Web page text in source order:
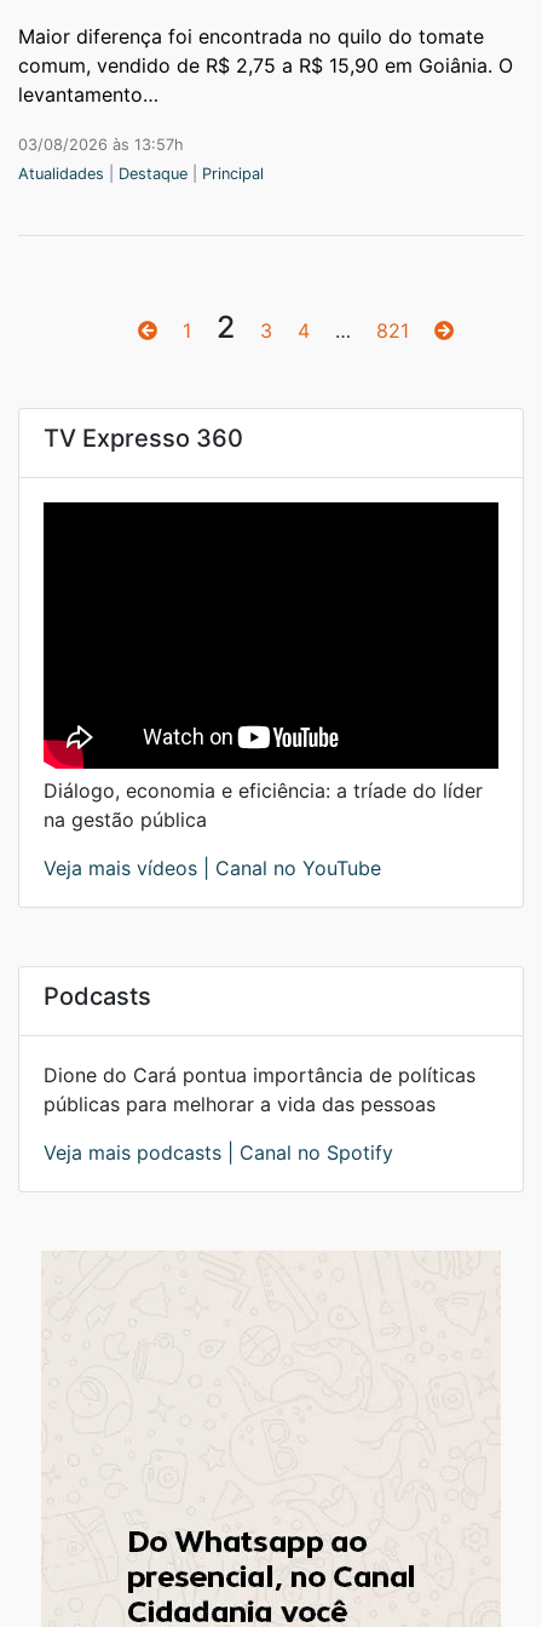
Maior diferença foi encontrada no quilo do tomate
comum, vendido de R$ 2,75 a R$ 15,90 em Goiânia. O
levantamento…
03/08/2026 às 13:57h
Atualidades
Destaque Principal
1 2 3 4 … 821
TV Expresso 360
Diálogo, economia e eficiência: a tríade do líder
na gestão pública
Veja mais vídeos | Canal no YouTube
Podcasts
Dione do Cará pontua importância de políticas
públicas para melhorar a vida das pessoas
Veja mais podcasts | Canal no Spotify